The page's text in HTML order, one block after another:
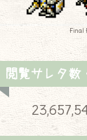
Final
閲覧サレタ数